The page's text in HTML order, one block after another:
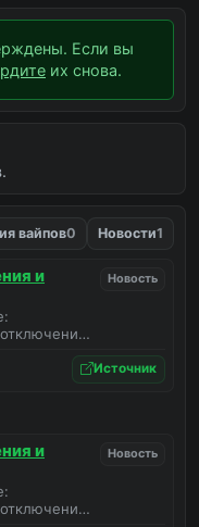
Если вы
их снова.
вайпов0 Новости1
Новость
и
Источник
Новость
и